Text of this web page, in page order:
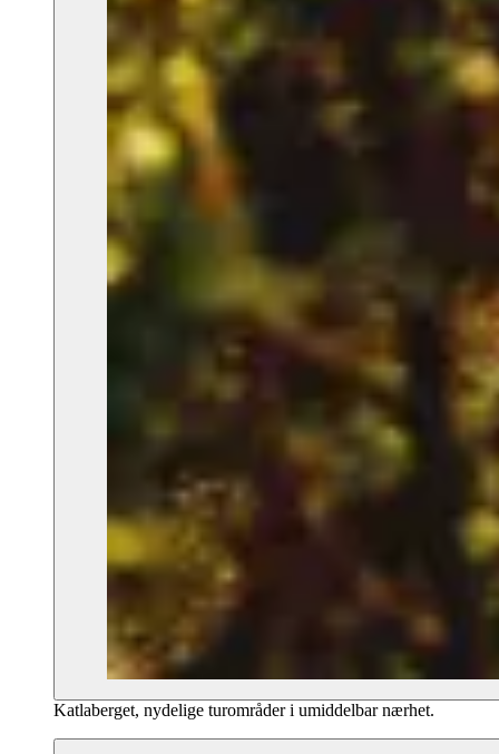
Katlaberget, nydelige turområder i umiddelbar nærhet.